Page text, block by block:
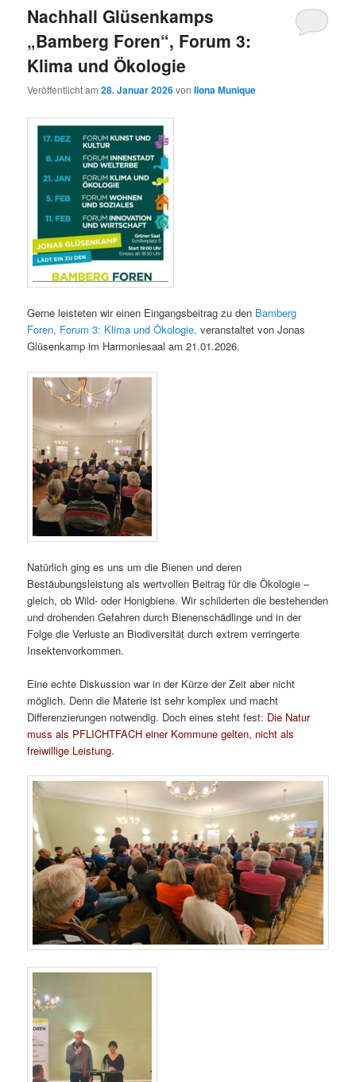
Nachhall Glüsenkamps
„Bamberg Foren“, Forum 3:
Klima und Ökologie
Veröffentlicht am28. Januar 2026vonIlona Munique
Gerne leisteten wir einen Eingangsbeitrag zu den Bamberg
Foren, Forum 3: Klima und Ökologie, veranstaltet von Jonas
Glüsenkamp im Harmoniesaal am 21.01.2026.
Natürlich ging es uns um die Bienen und deren
Bestäubungsleistung als wertvollen Beitrag für die Ökologie –
gleich, ob Wild- oder Honigbiene. Wir schilderten die bestehenden
und drohenden Gefahren durch Bienenschädlinge und in der
Folge die Verluste an Biodiversität durch extrem verringerte
Insektenvorkommen.
Eine echte Diskussion war in der Kürze der Zeit aber nicht
möglich. Denn die Materie ist sehr komplex und macht
Differenzierungen notwendig. Doch eines steht fest: Die Natur
muss als PFLICHTFACH einer Kommune gelten, nicht als
freiwillige Leistung.